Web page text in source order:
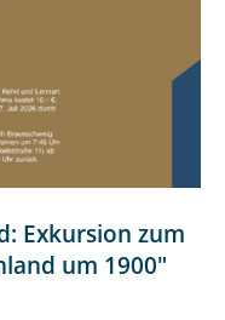
Exkursion zum
um 1900"